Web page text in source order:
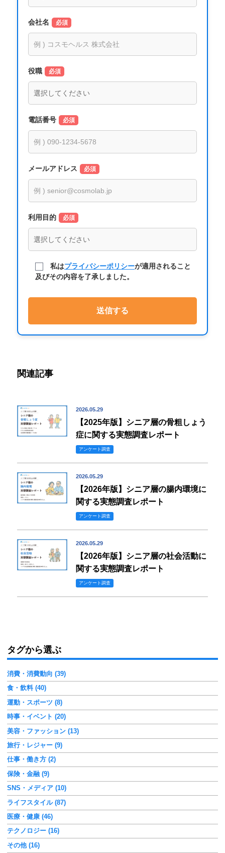
会社名 必須
役職 必須
電話番号 必須
メールアドレス 必須
利用目的 必須
私はプライバシーポリシーが適用されること
及びその内容を了承しました。
関連記事
2026.05.29
【2025年版】シニア層の骨粗しょう
症に関する実態調査レポート
アンケート調査
2026.05.29
【2026年版】シニア層の腸内環境に
関する実態調査レポート
アンケート調査
2026.05.29
【2026年版】シニア層の社会活動に
関する実態調査レポート
アンケート調査
タグから選ぶ
消費・消費動向 (39)
食・飲料 (40)
運動・スポーツ (8)
時事・イベント (20)
美容・ファッション (13)
旅行・レジャー (9)
仕事・働き方 (2)
保険・金融 (9)
SNS・メディア (10)
ライフスタイル (87)
医療・健康 (46)
テクノロジー (16)
その他 (16)